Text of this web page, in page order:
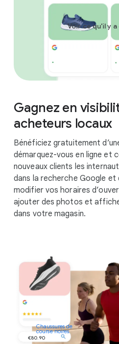
Gagnez en
acheteurs locaux
Bénéficiez gratuitement
démarquez-vous en ligne et
nouveaux clients les
dans la recherche Google et
modifier vos horaires
ajouter des photos et
dans votre magasin.
Voir ce qu'il y
Chaussures
course
€79.90
En stock
Chaussures de
course noires
€80.90